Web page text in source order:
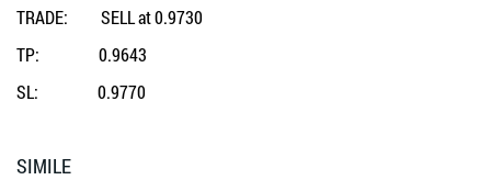
TRADE: SELL at 0.9730
TP: 0.9643
SL: 0.9770
SIMILE